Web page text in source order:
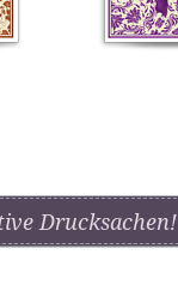
Drucksachen!